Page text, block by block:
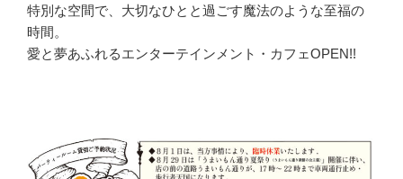
特別な空間で、大切なひとと過ごす魔法のような至福の
時間。
愛と夢あふれるエンターテインメント・カフェOPEN!!